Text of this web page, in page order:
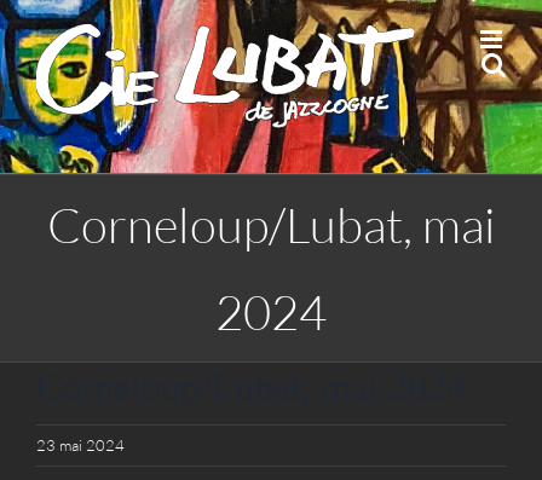
Passer
au
contenu
Corneloup/Lubat, mai
2024
23 mai 2024